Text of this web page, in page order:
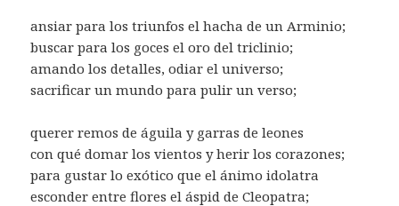
ansiar para los triunfos el hacha de un Arminio;
buscar para los goces el oro del triclinio;
amando los detalles, odiar el universo;
sacrificar un mundo para pulir un verso;
querer remos de águila y garras de leones
con qué domar los vientos y herir los corazones;
para gustar lo exótico que el ánimo idolatra
esconder entre flores el áspid de Cleopatra;